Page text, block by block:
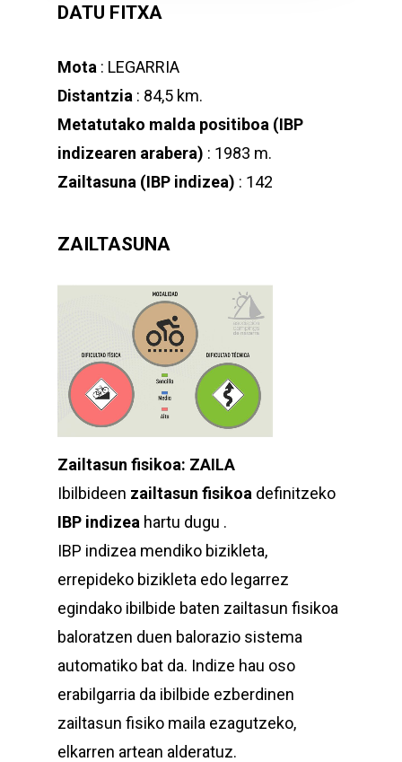
DATU FITXA
Mota : LEGARRIA
Distantzia : 84,5 km.
Metatutako malda positiboa (IBP
indizearen arabera) : 1983 m.
Zailtasuna (IBP indizea) : 142
ZAILTASUNA
Zailtasun fisikoa: ZAILA
Ibilbideen zailtasun fisikoa definitzeko
IBP indizea hartu dugu .
IBP indizea mendiko bizikleta,
errepideko bizikleta edo legarrez
egindako ibilbide baten zailtasun fisikoa
baloratzen duen balorazio sistema
automatiko bat da. Indize hau oso
erabilgarria da ibilbide ezberdinen
zailtasun fisiko maila ezagutzeko,
elkarren artean alderatuz.